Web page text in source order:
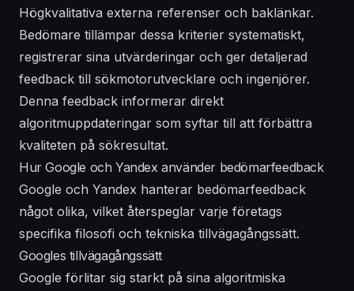
Högkvalitativa externa referenser och baklänkar.
Bedömare tillämpar dessa kriterier systematiskt,
registrerar sina utvärderingar och ger detaljerad
feedback till sökmotorutvecklare och ingenjörer.
Denna feedback informerar direkt
algoritmuppdateringar som syftar till att förbättra
kvaliteten på sökresultat.
Hur Google och Yandex använder bedömarfeedback
Google och Yandex hanterar bedömarfeedback
något olika, vilket återspeglar varje företags
specifika filosofi och tekniska tillvägagångssätt.
Googles tillvägagångssätt
Google förlitar sig starkt på sina algoritmiska